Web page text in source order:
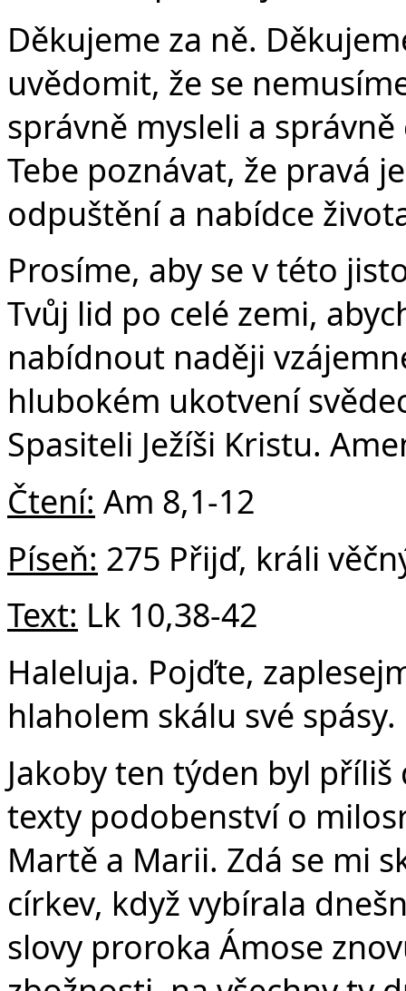
Děkujeme za ně.
uvědomit, že se
správně mysleli a
Tebe poznávat, že pravá
odpuštění a nabídce
Prosíme, aby se v této
Tvůj lid po celé zemi,
nabídnout naději
hlubokém ukotvení
Spasiteli Ježíši Kristu.
Čtení: Am 8,1-12
Píseň: 275 Přijď, králi
Text: Lk 10,38-42
Haleluja. Pojďte,
hlaholem skálu své
Jakoby ten týden byl
texty podobenství o
Martě a Marii. Zdá se mi
církev, když vybírala
slovy proroka Ámose